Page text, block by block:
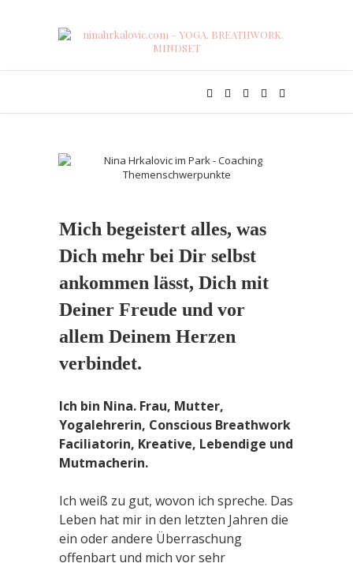
Mich begeistert alles, was
Dich mehr bei Dir selbst
ankommen lässt, Dich mit
Deiner Freude und vor
allem Deinem Herzen
verbindet.
Ich bin Nina. Frau, Mutter,
Yogalehrerin, Conscious Breathwork
Faciliatorin, Kreative, Lebendige und
Mutmacherin.
Ich weiß zu gut, wovon ich spreche. Das
Leben hat mir in den letzten Jahren die
ein oder andere Überraschung
offenbart und mich vor sehr